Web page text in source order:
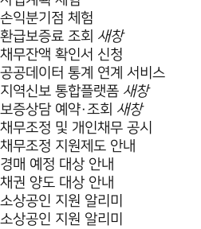
손익분기점 체험
환급보증료 조회 새창
채무잔액 확인서 신청
공공데이터 통계 연계 서비스
지역신보 통합플랫폼 새창
보증상담 예약·조회 새창
채무조정 및 개인채무 공시
채무조정 지원제도 안내
경매 예정 대상 안내
채권 양도 대상 안내
소상공인 지원 알리미
소상공인 지원 알리미